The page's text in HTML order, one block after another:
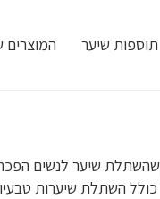
תוספות שיער המוצרים
שיער לנשים הפכה
השתלת שיערות